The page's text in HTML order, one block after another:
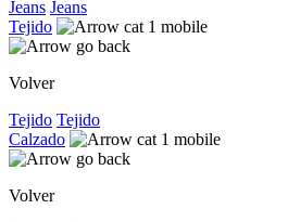
Jeans Jeans
Tejido
Volver
Tejido Tejido
Calzado
Volver